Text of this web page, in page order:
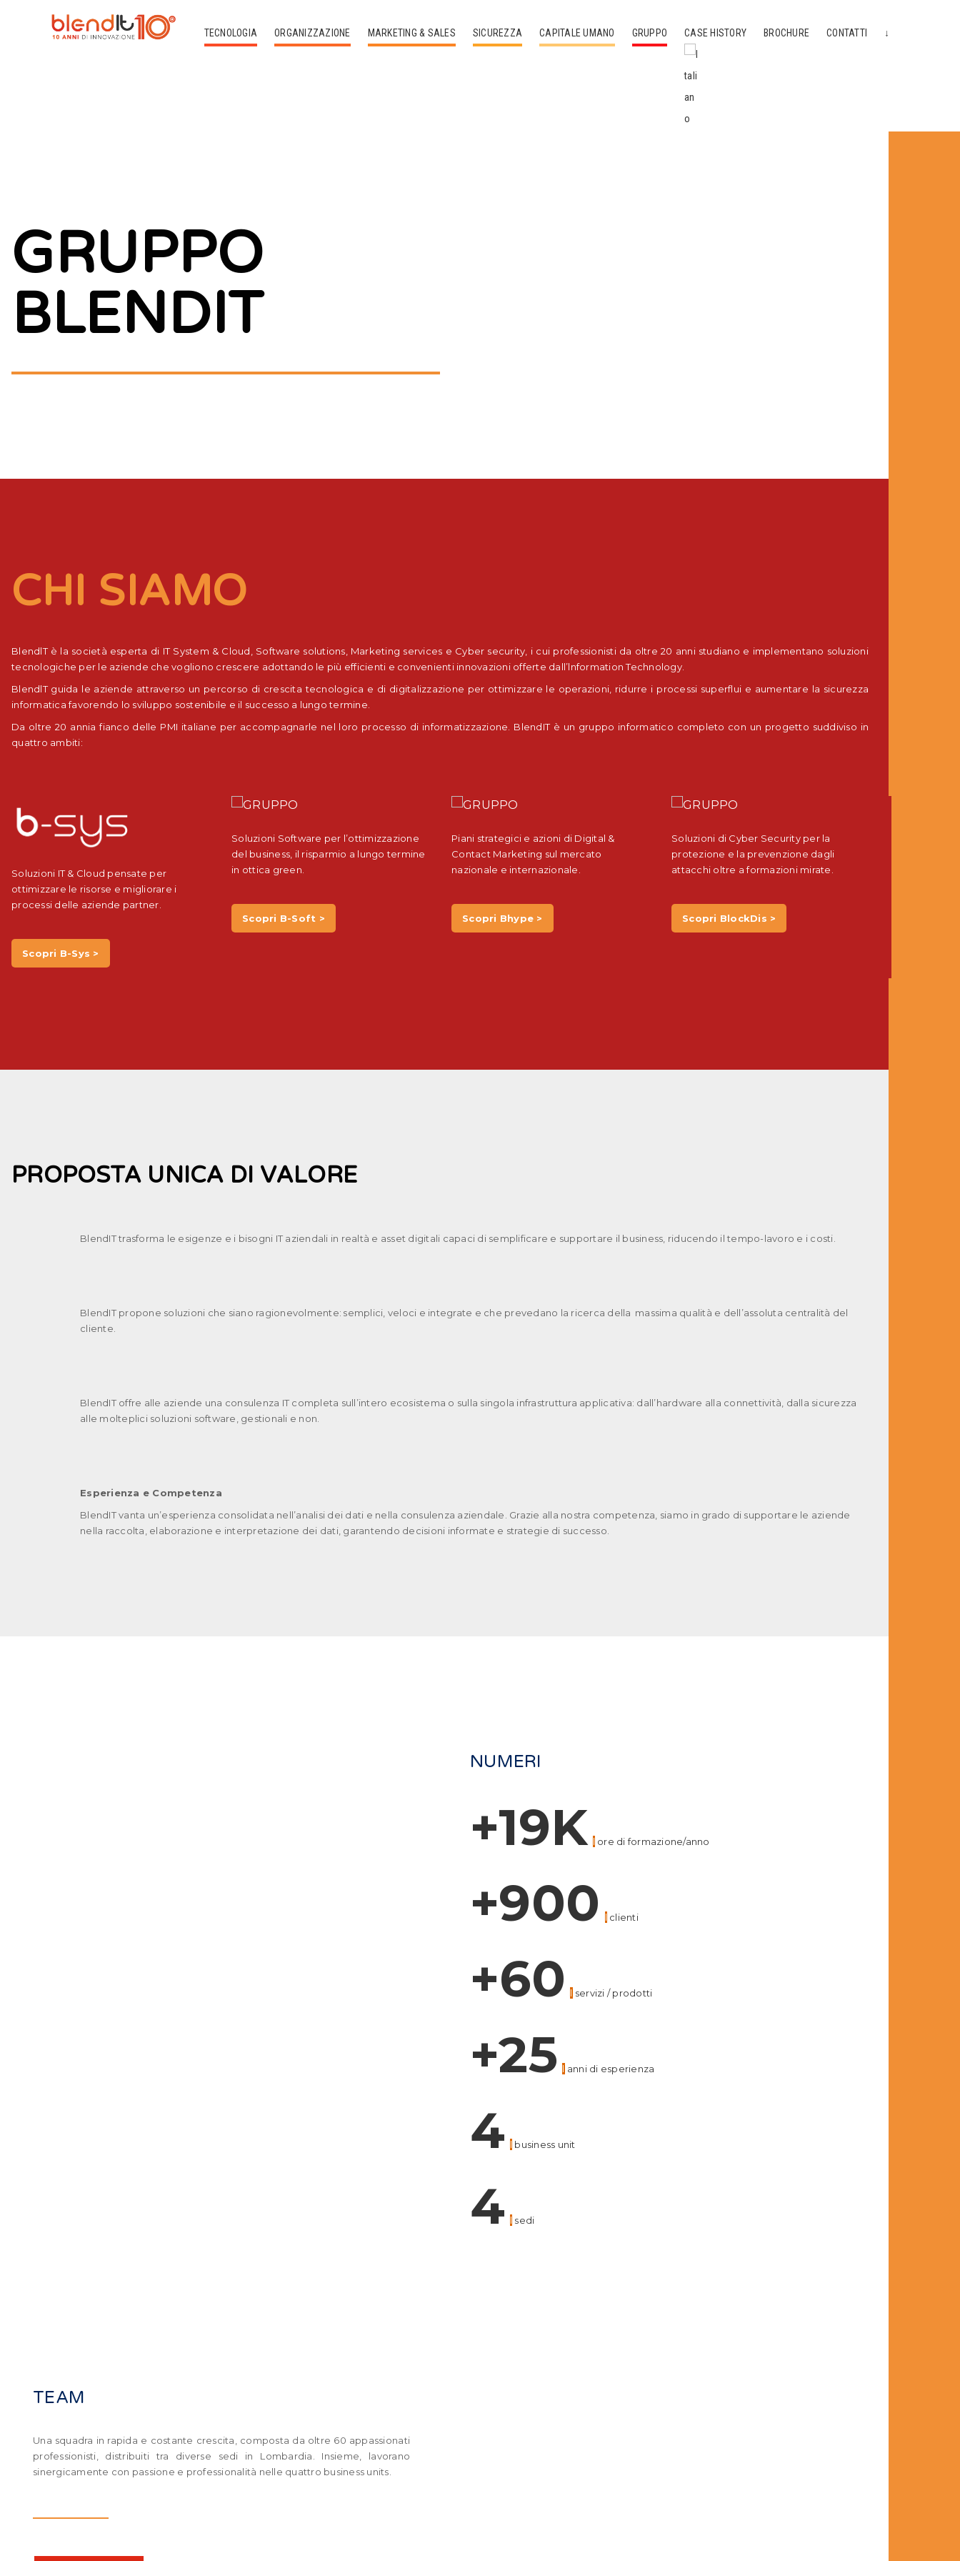
TECNOLOGIA ORGANIZZAZIONE MARKETING & SALES SICUREZZA CAPITALE UMANO GRUPPO CASE HISTORY BROCHURE CONTATTI ↓
GRUPPO
BLENDIT
CHI SIAMO
BlendlT è la società esperta di IT System & Cloud, Software solutions, Marketing services e Cyber security, i cui professionisti da oltre 20 anni studiano e implementano soluzioni
tecnologiche per le aziende che vogliono crescere adottando le più efficienti e convenienti innovazioni offerte dall’lnformation Technology.
BlendlT guida le aziende attraverso un percorso di crescita tecnologica e di digitalizzazione per ottimizzare le operazioni, ridurre i processi superflui e aumentare la sicurezza
informatica favorendo lo sviluppo sostenibile e il successo a lungo termine.
Da oltre 20 annia fianco delle PMI italiane per accompagnarle nel loro processo di informatizzazione. BlendIT è un gruppo informatico completo con un progetto suddiviso in
quattro ambiti:
Soluzioni IT & Cloud pensate per
ottimizzare le risorse e migliorare i
processi delle aziende partner.
Scopri B-Sys >
Soluzioni Software per l’ottimizzazione
del business, il risparmio a lungo termine
in ottica green.
Scopri B-Soft >
Piani strategici e azioni di Digital &
Contact Marketing sul mercato
nazionale e internazionale.
Scopri Bhype >
Soluzioni di Cyber Security per la
protezione e la prevenzione dagli
attacchi oltre a formazioni mirate.
Scopri BlockDis >
PROPOSTA UNICA DI VALORE
BlendIT trasforma le esigenze e i bisogni IT aziendali in realtà e asset digitali capaci di semplificare e supportare il business, riducendo il tempo-lavoro e i costi.
BlendIT propone soluzioni che siano ragionevolmente: semplici, veloci e integrate e che prevedano la ricerca della massima qualità e dell’assoluta centralità del
cliente.
BlendIT offre alle aziende una consulenza IT completa sull’intero ecosistema o sulla singola infrastruttura applicativa: dall’hardware alla connettività, dalla sicurezza
alle molteplici soluzioni software, gestionali e non.
Esperienza e Competenza
BlendIT vanta un’esperienza consolidata nell’analisi dei dati e nella consulenza aziendale. Grazie alla nostra competenza, siamo in grado di supportare le aziende
nella raccolta, elaborazione e interpretazione dei dati, garantendo decisioni informate e strategie di successo.
NUMERI
+19K l ore di formazione/anno
+900 l clienti
+60 l servizi / prodotti
+25 l anni di esperienza
4 l business unit
4 l sedi
TEAM
Una squadra in rapida e costante crescita, composta da oltre 60 appassionati
professionisti, distribuiti tra diverse sedi in Lombardia. Insieme, lavorano
sinergicamente con passione e professionalità nelle quattro business units.